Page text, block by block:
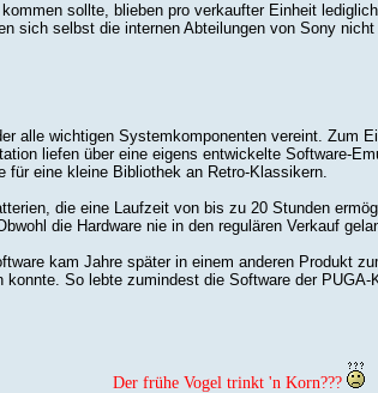
sollte, blieben pro verkaufter Einheit
sich selbst die internen Abteilungen von Sony
alle wichtigen Systemkomponenten vereint. Zum
liefen über eine eigens entwickelte Software-
eine kleine Bibliothek an Retro-Klassikern.
die eine Laufzeit von bis zu 20 Stunden
die Hardware nie in den regulären Verkauf
kam Jahre später in einem anderen Produkt
So lebte zumindest die Software der PUGA-
Der frühe Vogel trinkt 'n Korn???